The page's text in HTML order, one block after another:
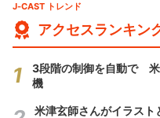
J-CAST トレンド
アクセスランキン
3段階の制御を自動で 米
機
米津玄師さんがイラス